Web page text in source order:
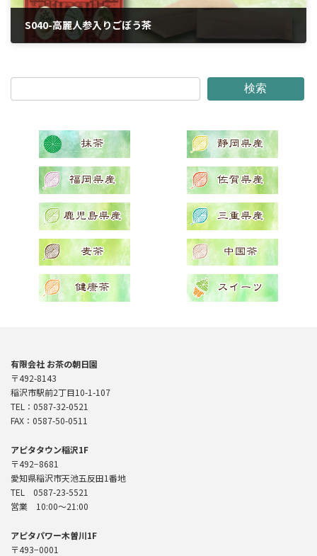
S040-高麗人参入りごぼう茶
検索
有限会社 お茶の朝日園
〒492-8143
稲沢市駅前2丁目10-1-107
TEL：0587-32-0521
FAX：0587-50-0511
アピタタウン稲沢1F
〒492−8681
愛知県稲沢市天池五反田1番地
TEL 0587-23-5521
営業 10:00〜21:00
アピタパワー木曽川1F
〒493−0001